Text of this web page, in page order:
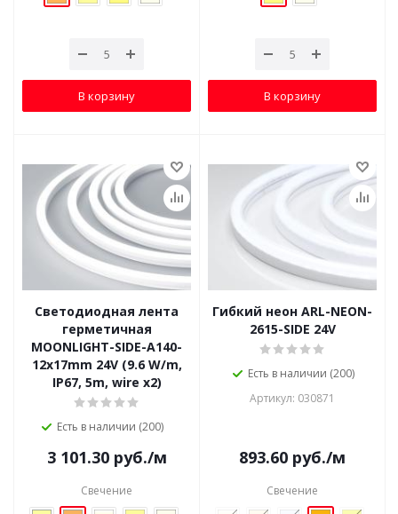
В корзину В корзину
Светодиодная лента
герметичная
MOONLIGHT-SIDE-A140-
12x17mm 24V (9.6 W/m,
IP67, 5m, wire x2)
Есть в наличии (200)
3 101.30руб./м
Свечение
Гибкий неон ARL-NEON-
2615-SIDE 24V
Есть в наличии (200)
Артикул: 030871
893.60 руб./м
Свечение